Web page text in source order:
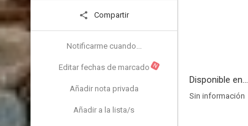
Compartir
Notificarme cuando...
Editar fechas de marcado N
Añadir nota privada
Añadir a la lista/s
Disponible en...
Sin información